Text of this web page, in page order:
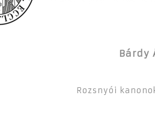
Bárdy
Rozsnyói